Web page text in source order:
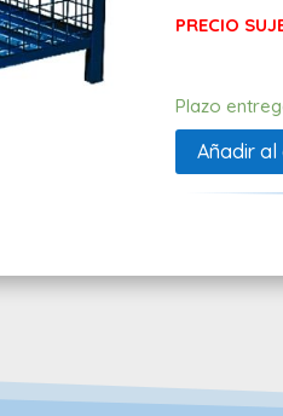
PRECIO
Plazo
Añadir al